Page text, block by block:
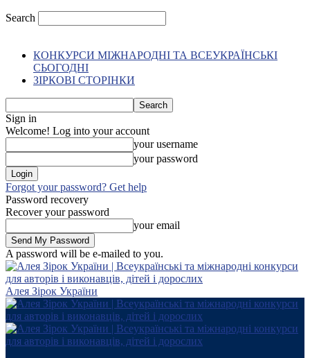
Search
КОНКУРСИ МІЖНАРОДНІ ТА ВСЕУКРАЇНСЬКІ
СЬОГОДНІ
ЗІРКОВІ СТОРІНКИ
Sign in
Welcome! Log into your account
your username
your password
Forgot your password? Get help
Password recovery
Recover your password
your email
A password will be e-mailed to you.
Алея Зірок України